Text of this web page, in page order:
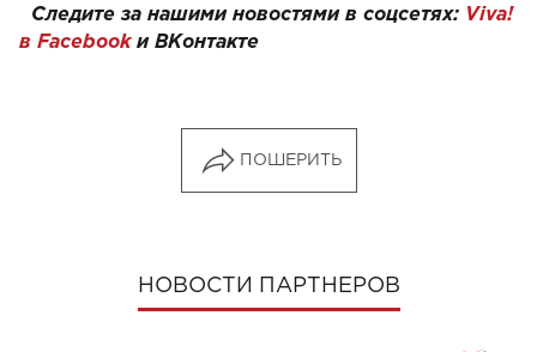
Следите за нашими новостями в соцсетях: Viva!
в Facebookи ВКонтакте
ПОШЕРИТЬ
НОВОСТИ ПАРТНЕРОВ